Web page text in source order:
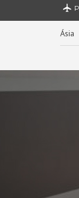
Ásia